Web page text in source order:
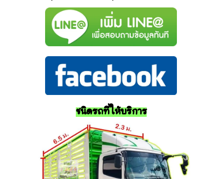
ชนิดรถที่ให้บริการ